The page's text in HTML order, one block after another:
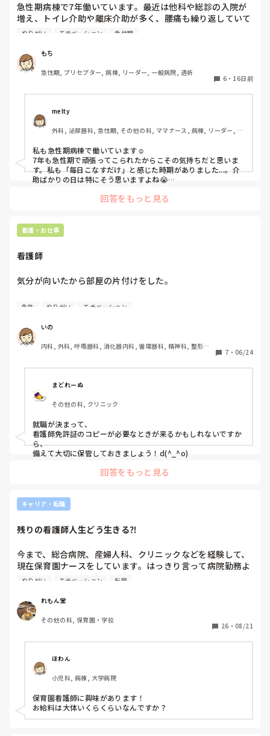
急性期病棟で7年働いています。最近は他科や総診の入院が
増え、トイレ介助や離床介助が多く、腰痛も繰り返していて
「私は何のために働いているんだろう」と感じることがあり
すが、今は毎日業務をこなすだけになっています。同じよう
にやりがいを見失った経験がある方はいますか？また、どの
ように気持ちを立て直しましたか？
やりがい モチベーション 急性期
もち
急性期, プリセプター, 病棟, リーダー, 一般病院, 透析
6・ 16日前
melty
外科, 泌尿器科, 急性期, その他の科, ママナース, 病棟, リーダー, 消
私も急性期病棟で働いています☺️
7年も急性期で頑張ってこられたからこその気持ちだと思いま
す。私も「毎日こなすだけ」と感じた時期がありました...。介
助ばかりの日は特にそう思いますよね😭
護なんだと後から実感しました。やりがいはずっと同じではな
私の場合ですが、時間のある時に患者さんといつも以上に雑談
してみたり（案外楽しいです🤣）、仲の良いスタッフと遊びや
しました。
そして自分のモチベーションを上げていました🤣
回答をもっと見る
看護・お仕事
看護師
気分が向いたから部屋の片付けをした。
眠っていた看護師免許証が出てきた。
涙が出た。
どうか…。
免許 やりがい モチベーション
いの
内科, 外科, 呼吸器科, 消化器内科, 循環器科, 精神科, 整形外
7 ・ 06/24
まどれーぬ
その他の科, クリニック
就職が決まって、
看護師免許証のコピーが必要なときが来るかもしれないですか
ら、
備えて大切に保管しておきましょう！d(^_^o)
回答をもっと見る
キャリア・転職
残りの看護師人生どう生きる⁈
今まで、総合病院、産婦人科、クリニックなどを経験して、
現在保育園ナースをしています。はっきり言って病院勤務よ
り身体は楽です。ピリついた雰囲気もなく、モニターや、点
いです笑
ただ、５０歳を前にして、残りの看護師人生を、せっかく持
っている看護師の資格やスキルをもう一度活かしたい、とい
割のいい仕事をこのまま定年まで続けるか、やりがいや刺激
を求めて転職するか、迷っています。
同じ境遇の方いませんか？
やりがい モチベーション 転職
れもん堂
その他の科, 保育園・学校
26 ・ 08/21
ほわん
小児科, 病棟, 大学病院
保育園看護師に興味があります！
お給料は大体いくらくらいなんですか？